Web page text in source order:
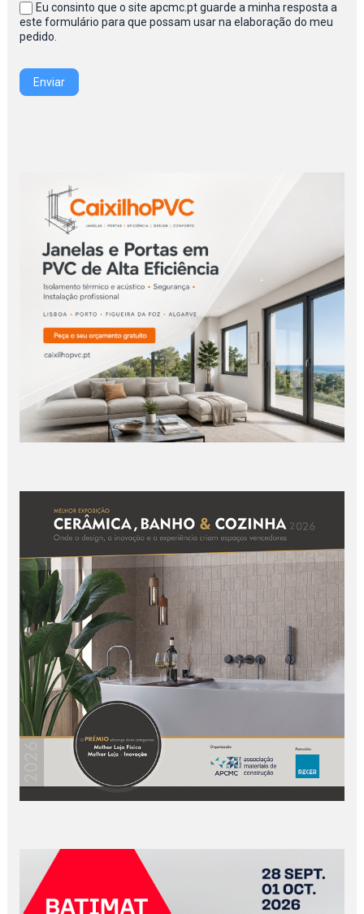
Eu consinto que o site apcmc.pt guarde a minha resposta a
este formulário para que possam usar na elaboração do meu
pedido.
Enviar